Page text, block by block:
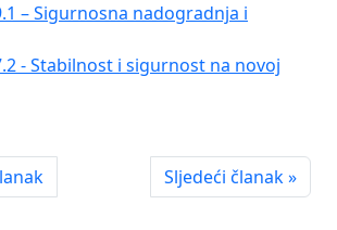
– Sigurnosna nadogradnja i
- Stabilnost i sigurnost na novoj
Sljedeći članak »